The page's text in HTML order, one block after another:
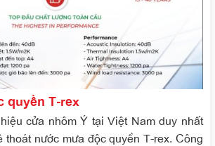
quyền T-rex
cửa nhôm Ý tại Việt Nam duy nhất
thoát nước mưa độc quyền T-rex. Công